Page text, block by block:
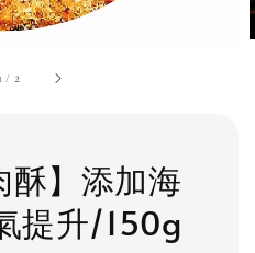
/ 2
酥】添加海
提升/150g